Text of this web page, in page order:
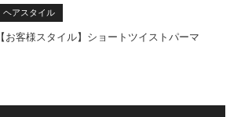
ヘアスタイル
【お客様スタイル】ショートツイストパーマ